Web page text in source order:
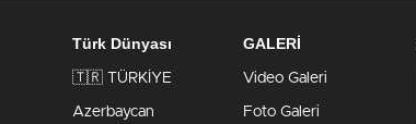
Türk Dünyası
🇹🇷 TÜRKİYE
Azerbaycan
GALERİ
Video Galeri
Foto Galeri